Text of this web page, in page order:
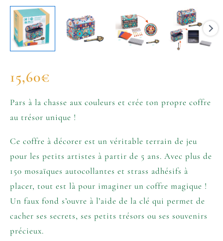
15,60€
Pars à la chasse aux couleurs et crée ton propre coffre
au trésor unique !
Ce coffre à décorer est un véritable terrain de jeu
pour les petits artistes à partir de 5 ans. Avec plus de
150 mosaïques autocollantes et strass adhésifs à
placer, tout est là pour imaginer un coffre magique !
Un faux fond s’ouvre à l’aide de la clé qui permet de
cacher ses secrets, ses petits trésors ou ses souvenirs
précieux.